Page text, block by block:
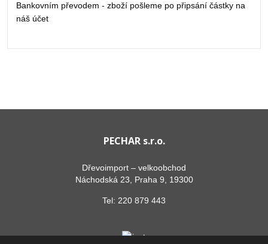
Bankovním převodem - zboží pošleme po připsání částky na
náš účet
PECHAR s.r.o.
Dřevoimport – velkoobchod
Náchodská 23, Praha 9, 19300
Tel: 220 879 443